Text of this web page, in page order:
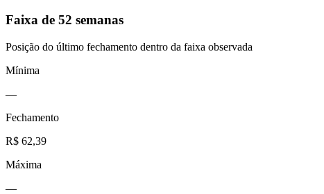
Faixa de 52 semanas
Posição do último fechamento dentro da faixa observada
Mínima
—
Fechamento
R$ 62,39
Máxima
—